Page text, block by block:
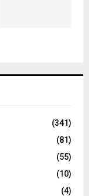
(341)
(81)
(55)
(10)
(4)